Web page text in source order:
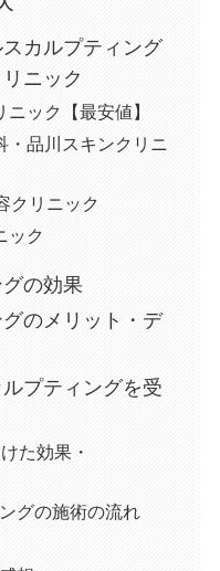
スカルプティング
ニック
ニック【最安値】
・品川スキンクリニ
クリニック
ック
の効果
のメリット・デ
ルプティングを受
た効果・
グの施術の流れ